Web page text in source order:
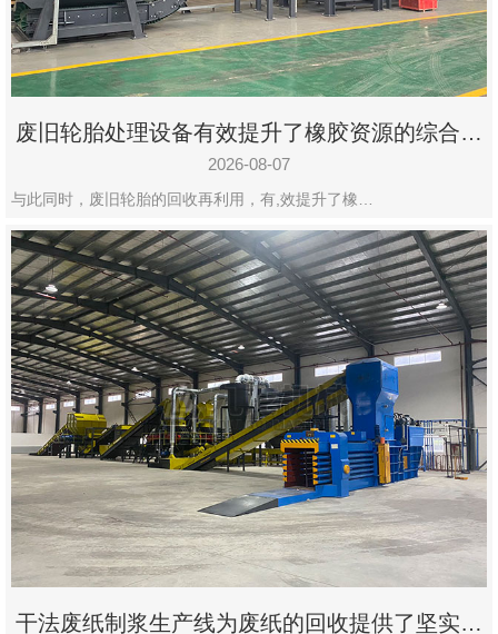
州
市
九
设
有
限
公
司
豫
ICP
备
19020390
号-1
废旧轮胎处理设备有效提升了橡胶资源的综合利
用率
2026-08-07
与此同时，废旧轮胎的回收再利用，有,效提升了橡…
干法废纸制浆生产线为废纸的回收提供了坚实的